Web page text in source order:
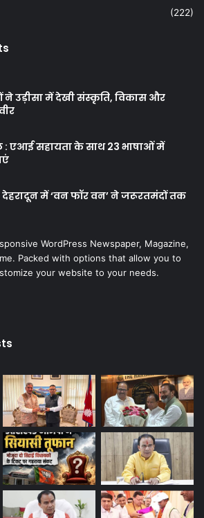
(222)
ने उड़ीसा में देखी संस्कृति, विकास और
: एआई सहायता के साथ 23 भाषाओं में
में ‘वन फॉर वन’ ने जरूरतमंदों तक
WordPress Newspaper, Magazine,
Packed with options that allow you to
your website to your needs.